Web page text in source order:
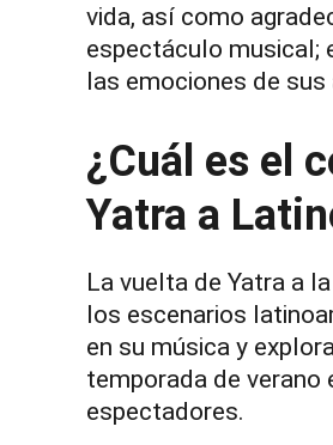
vida, así como
espectáculo musical;
las emociones de
¿Cuál es el
Yatra a
La vuelta de Yatra a
los escenarios
en su música y
temporada de verano
espectadores.